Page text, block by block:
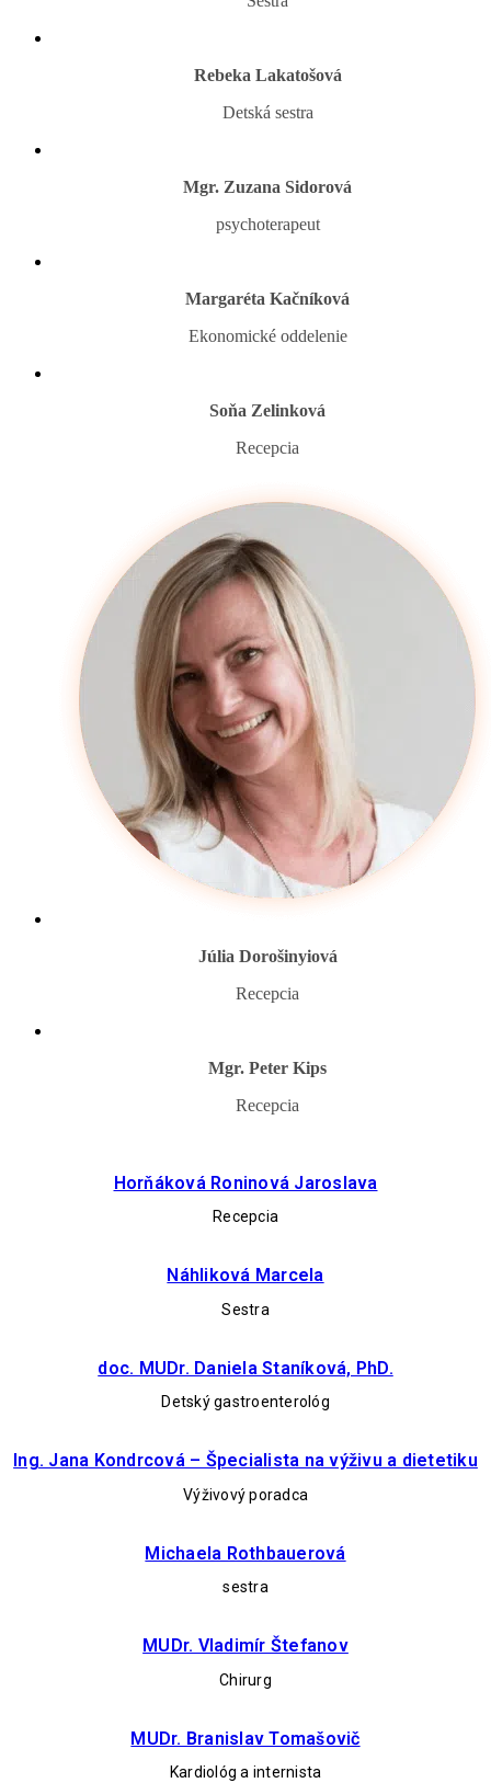
Rebeka Lakatošová
Detská sestra
Mgr. Zuzana Sidorová
psychoterapeut
Margaréta Kačníková
Ekonomické oddelenie
Soňa Zelinková
Recepcia
Júlia Dorošinyiová
Recepcia
Mgr. Peter Kips
Recepcia
Horňáková Roninová Jaroslava
Recepcia
Náhliková Marcela
Sestra
doc. MUDr. Daniela Staníková, PhD.
Detský gastroenterológ
Ing. Jana Kondrcová – Špecialista na výživu a dietetiku
Výživový poradca
Michaela Rothbauerová
sestra
MUDr. Vladimír Štefanov
Chirurg
MUDr. Branislav Tomašovič
Kardiológ a internista